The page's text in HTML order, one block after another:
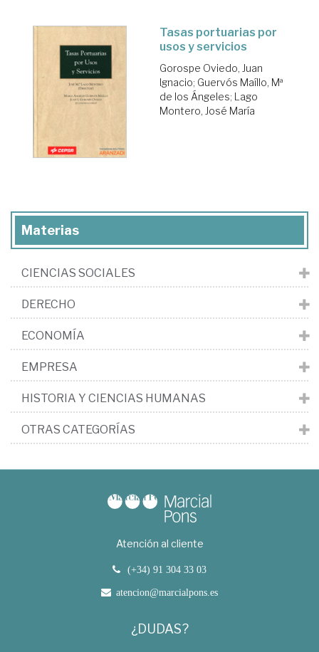
Tasas portuarias por
usos y servicios
Gorospe Oviedo, Juan
Ignacio; Guervós Maíllo, Mª
de los Ángeles; Lago
Montero, José María
Materias
CIENCIAS SOCIALES
DERECHO
ECONOMÍA
EMPRESA
HISTORIA Y CIENCIAS HUMANAS
OTRAS CATEGORÍAS
Atención al cliente
(+34) 91 304 33 03
atencion@marcialpons.es
¿DUDAS?